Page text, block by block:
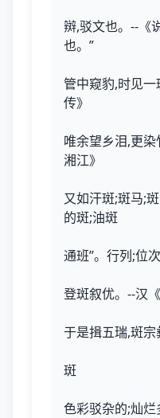
辬,驳文也。--《
也。”
管中窥豹,时见一
传》
唯余望乡泪,更
湘江》
又如汗斑;斑马;
的斑;油斑
通班”。行列;位次
登斑叙优。--汉
于是揖五瑞,斑宗
斑
色彩驳杂的;灿烂